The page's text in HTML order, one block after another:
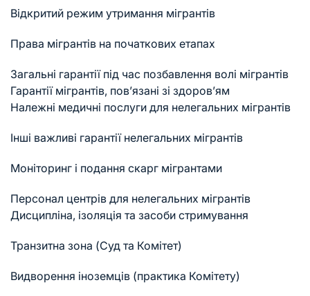
Відкритий режим утримання мігрантів
Права мігрантів на початкових етапах
Загальні гарантії під час позбавлення волі мігрантів
Гарантії мігрантів, пов’язані зі здоров’ям
Належні медичні послуги для нелегальних мігрантів
Інші важливі гарантії нелегальних мігрантів
Моніторинг і подання скарг мігрантами
Персонал центрів для нелегальних мігрантів
Дисципліна, ізоляція та засоби стримування
Транзитна зона (Суд та Комітет)
Видворення іноземців (практика Комітету)